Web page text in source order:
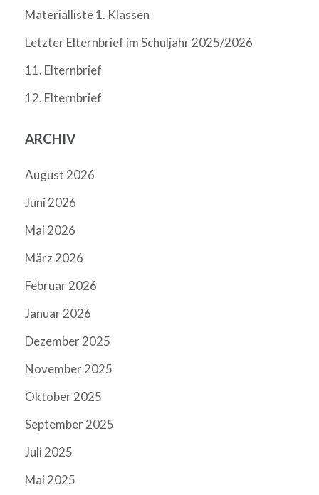
Materialliste 1. Klassen
Letzter Elternbrief im Schuljahr 2025/2026
11. Elternbrief
12. Elternbrief
ARCHIV
August 2026
Juni 2026
Mai 2026
März 2026
Februar 2026
Januar 2026
Dezember 2025
November 2025
Oktober 2025
September 2025
Juli 2025
Mai 2025